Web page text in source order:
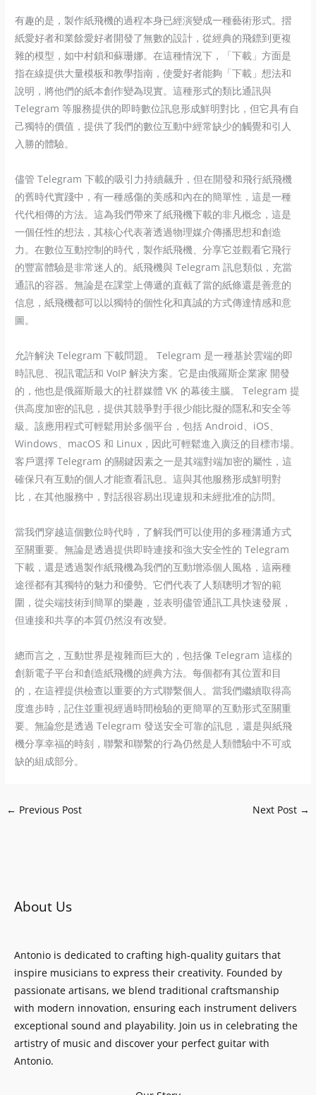
有趣的是，製作紙飛機的過程本身已經演變成一種藝術形式。摺
紙愛好者和業餘愛好者開發了無數的設計，從經典的飛鏢到更複
雜的模型，如中村鎖和蘇珊娜。在這種情況下，「下載」方面是
指在線提供大量模板和教學指南，使愛好者能夠「下載」想法和
說明，將他們的紙本創作變為現實。這種形式的類比通訊與
Telegram 等服務提供的即時數位訊息形成鮮明對比，但它具有自
己獨特的價值，提供了我們的數位互動中經常缺少的觸覺和引人
入勝的體驗。
儘管 Telegram 下載的吸引力持續飆升，但在開發和飛行紙飛機
的舊時代實踐中，有一種感傷的美感和內在的簡單性，這是一種
代代相傳的方法。這為我們帶來了紙飛機下載的非凡概念，這是
一個任性的想法，其核心代表著透過物理媒介傳播思想和創造
力。在數位互動控制的時代，製作紙飛機、分享它並觀看它飛行
的豐富體驗是非常迷人的。紙飛機與 Telegram 訊息類似，充當
通訊的容器。無論是在課堂上傳遞的直截了當的紙條還是善意的
信息，紙飛機都可以以獨特的個性化和真誠的方式傳達情感和意
圖。
允許解決 Telegram 下載問題。 Telegram 是一種基於雲端的即
時訊息、視訊電話和 VoIP 解決方案。它是由俄羅斯企業家 開發
的，他也是俄羅斯最大的社群媒體 VK 的幕後主腦。 Telegram 提
供高度加密的訊息，提供其競爭對手很少能比擬的隱私和安全等
級。該應用程式可輕鬆用於多個平台，包括 Android、iOS、
Windows、macOS 和 Linux，因此可輕鬆進入廣泛的目標市場。
客戶選擇 Telegram 的關鍵因素之一是其端對端加密的屬性，這
確保只有互動的個人才能查看訊息。這與其他服務形成鮮明對
比，在其他服務中，對話很容易出現違規和未經批准的訪問。
當我們穿越這個數位時代時，了解我們可以使用的多種溝通方式
至關重要。無論是透過提供即時連接和強大安全性的 Telegram
下載，還是透過製作紙飛機為我們的互動增添個人風格，這兩種
途徑都有其獨特的魅力和優勢。它們代表了人類聰明才智的範
圍，從尖端技術到簡單的樂趣，並表明儘管通訊工具快速發展，
但連接和共享的本質仍然沒有改變。
總而言之，互動世界是複雜而巨大的，包括像 Telegram 這樣的
創新電子平台和創造紙飛機的經典方法。每個都有其位置和目
的，在這裡提供檢查以重要的方式聯繫個人。當我們繼續取得高
度進步時，記住並重視經過時間檢驗的更簡單的互動形式至關重
要。無論您是透過 Telegram 發送安全可靠的訊息，還是與紙飛
機分享幸福的時刻，聯繫和聯繫的行為仍然是人類體驗中不可或
缺的組成部分。
← Previous Post Next Post →
About Us
Antonio is dedicated to crafting high-quality guitars that
inspire musicians to express their creativity. Founded by
passionate artisans, we blend traditional craftsmanship
with modern innovation, ensuring each instrument delivers
exceptional sound and playability. Join us in celebrating the
artistry of music and discover your perfect guitar with
Antonio.